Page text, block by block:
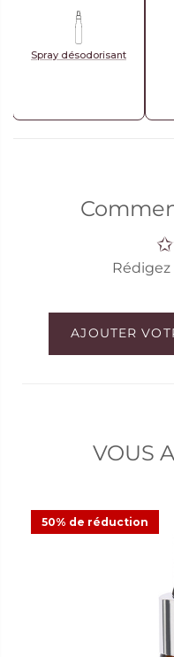
Spray désodorisant
Rédigez
AJOUTER
VOUS
50% de réduction